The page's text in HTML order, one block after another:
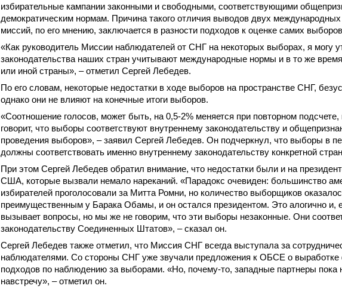
избирательные кампании законными и свободными, соответствующими
демократическим нормам. Причина такого отличия выводов двух
миссий, по его мнению, заключается в разности подходов к оценке самих
«Как руководитель Миссии наблюдателей от СНГ на некоторых выборах, я могу
законодательства наших стран учитывают международные нормы и в то же
или иной страны», – отметил Сергей Лебедев.
По его словам, некоторые недостатки в ходе выборов на пространстве СНГ,
однако они не влияют на конечные итоги выборов.
«Соотношение голосов, может быть, на 0,5-2% меняется при повторном
говорит, что выборы соответствуют внутреннему законодательству и
проведения выборов», – заявил Сергей Лебедев. Он подчеркнул, что выборы в
должны соответствовать именно внутреннему законодательству конкретной
При этом Сергей Лебедев обратил внимание, что недостатки были и на
США, которые вызвали немало нареканий. «Парадокс очевиден: большинство
избирателей проголосовали за Митта Ромни, но количество выборщиков
преимущественным у Барака Обамы, и он остался президентом. Это алогично и,
вызывает вопросы, но мы же не говорим, что эти выборы незаконные. Они
законодательству Соединенных Штатов», – сказал он.
Сергей Лебедев также отметил, что Миссия СНГ всегда выступала за
наблюдателями. Со стороны СНГ уже звучали предложения к ОБСЕ о
подходов по наблюдению за выборами. «Но, почему-то, западные партнеры пока
навстречу», – отметил он.